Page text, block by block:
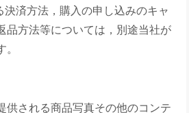
済方法，購入の申し込みのキャ
品方法等については，別途当社が
供される商品写真その他のコンテ